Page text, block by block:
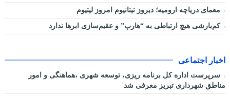
معمای دریاچه ارومیه؛ دیروز تیتانیوم امروز لیتیوم
کم‌بارشی هیچ ارتباطی به “هارپ” و عقیم‌سازی ابرها ندارد
اخبار اجتماعی
سرپرست اداره کل برنامه ریزی، توسعه شهری ،هماهنگی و امور
مناطق شهرداری تبریز معرفی شد